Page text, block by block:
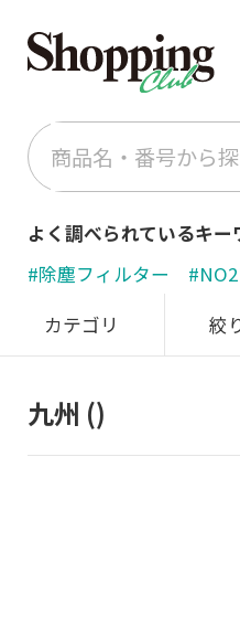
よく調べられているキー
#除塵フィルター
カテゴリ
絞
九州 ()